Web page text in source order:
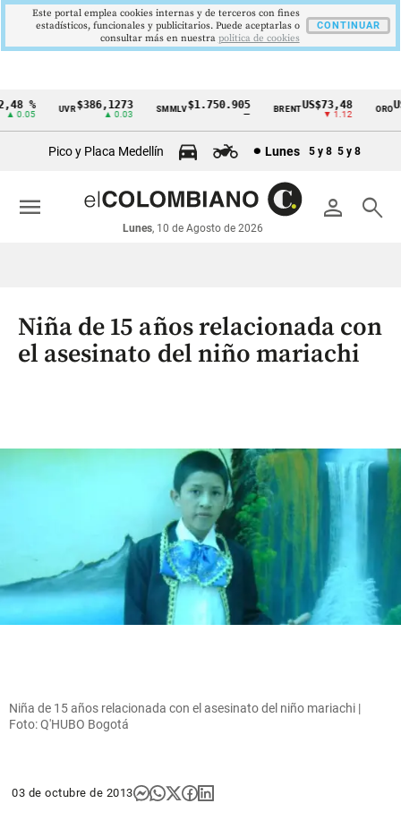
Cintillo
económicos
Colombia
% UVR$386,1273
▲ 0.03
SMMLV$1.750.905 BRENTUS$73,48
▼ 1.12
ORO
Pico y Placa Medellín Lunes 5 y 8 5 y 8
person search
Lunes, 10 de Agosto de 2026
menu
Niña de 15 años relacionada con
el asesinato del niño mariachi
Niña de 15 años relacionada con el asesinato del niño mariachi |
Foto: Q'HUBO Bogotá
03 de octubre de 2013
Este portal emplea cookies internas y de terceros con fines
estadísticos, funcionales y publicitarios. Puede aceptarlas o
consultar más en nuestra politica de cookies
CONTINUAR